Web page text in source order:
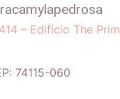
– Edifício The
74115-060